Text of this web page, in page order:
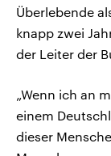
Überlebende
knapp zwei
der Leiter der
„Wenn ich an
einem
dieser